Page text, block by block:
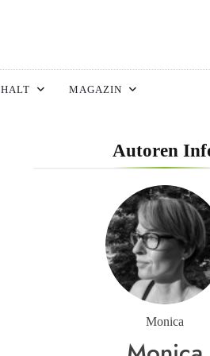
MAGAZIN
Autoren
Monica
Die Perfekten Liegestütze
Inanna Medical Spa Als